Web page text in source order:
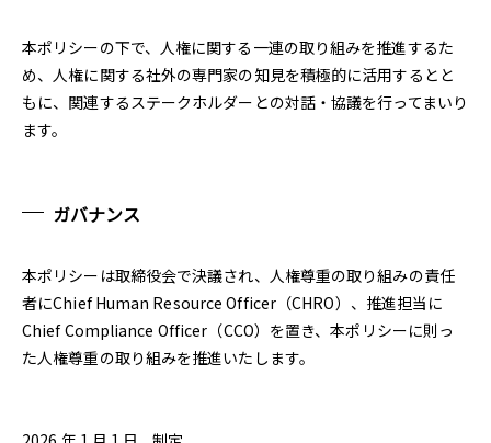
本ポリシーの下で、人権に関する一連の取り組みを推進するた
め、人権に関する社外の専門家の知見を積極的に活用するとと
もに、関連するステークホルダーとの対話・協議を行ってまいり
ます。
ガバナンス
本ポリシーは取締役会で決議され、人権尊重の取り組みの責任
者にChief Human Resource Officer（CHRO）、推進担当に
Chief Compliance Officer（CCO）を置き、本ポリシーに則っ
た人権尊重の取り組みを推進いたします。